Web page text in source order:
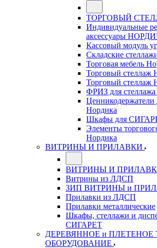
ТОРГОВЫЙ
Индивидуальные
аксессуары
Кассовый модуль
Складские
Торговая мебель
Торговый стеллаж
Торговый стеллаж
ФРИЗ для
Ценникодержатели
Нордика
Шкафы для
Элементы
Нордика
ВИТРИНЫ И ПРИЛАВКИ
ВИТРИНЫ И
Витрины из ЛДСП
ЗИП ВИТРИНЫ и
Прилавки из ЛДСП
Прилавки металлические
Шкафы, стеллажи и
СИГАРЕТ
ДЕРЕВЯННОЕ и ПЛЕТЕНОЕ
ОБОРУДОВАНИЕ